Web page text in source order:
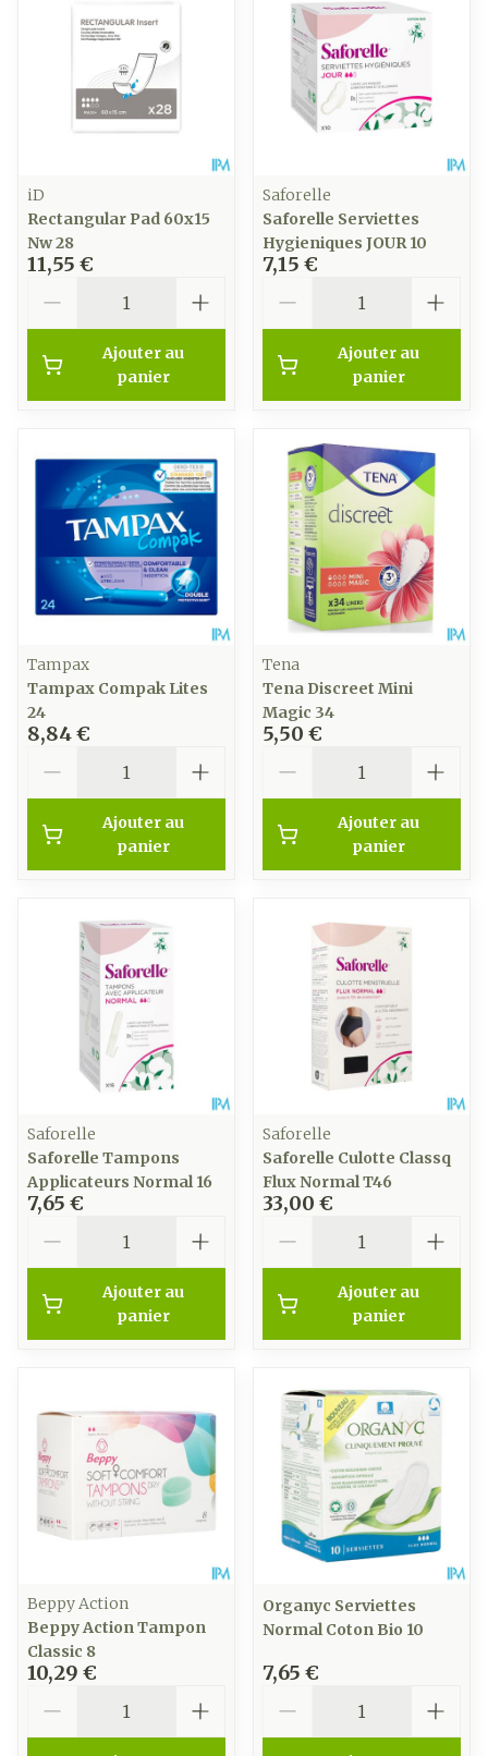
iD
Rectangular Pad 60x15
Nw 28
11,55 €
Ajouter au
panier
Saforelle
Saforelle Serviettes
Hygieniques JOUR 10
7,15 €
Ajouter au
panier
Tampax
Tampax Compak Lites
24
8,84 €
Ajouter au
panier
Tena
Tena Discreet Mini
Magic 34
5,50 €
Ajouter au
panier
Saforelle
Saforelle Tampons
Applicateurs Normal 16
7,65 €
Ajouter au
panier
Saforelle
Saforelle Culotte Classq
Flux Normal T46
33,00 €
Ajouter au
panier
Beppy Action
Beppy Action Tampon
Classic 8
10,29 €
Organyc Serviettes
Normal Coton Bio 10
7,65 €